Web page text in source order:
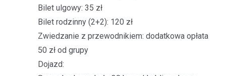
Bilet ulgowy: 35 zł
Bilet rodzinny (2+2): 120 zł
Zwiedzanie z przewodnikiem: dodatkowa opłata
50 zł od grupy
Dojazd: